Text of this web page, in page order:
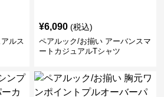
ルス
¥6,090 (税込)
ペアルック/お揃い アーバンスマ
ートカジュアルTシャツ